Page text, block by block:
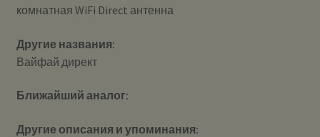
комнатная WiFi Direct антенна
Другие названия:
Вайфай директ
Ближайший аналог:
Другие описания и упоминания: